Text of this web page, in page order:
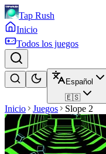
Tap Rush
Inicio
Todos los juegos
Español
🇪🇸
Inicio Juegos Slope 2